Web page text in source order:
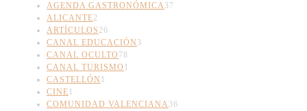
AGENDA GASTRONÓMICA37
ALICANTE2
ARTÍCULOS 26
CANAL EDUCACIÓN 3
CANAL OCULTO 78
CANAL TURISMO 1
CASTELLÓN 1
CINE1
COMUNIDAD VALENCIANA36